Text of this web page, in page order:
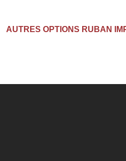
AUTRES OPTIONS RUBAN